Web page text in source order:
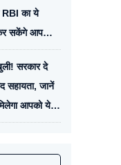
RBI का ये
सकेंगे आपको
सरकार दे
सहायता, जानें
आपको ये